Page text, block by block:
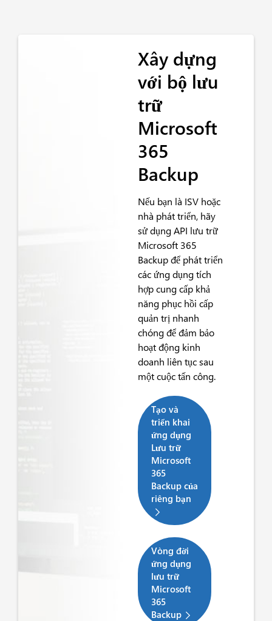
Xây dựng
với bộ lưu
trữ
Microsoft
365
Backup
Nếu bạn là ISV hoặc
nhà phát triển, hãy
sử dụng API lưu trữ
Microsoft 365
Backup để phát triển
các ứng dụng tích
hợp cung cấp khả
năng phục hồi cấp
quản trị nhanh
chóng để đảm bảo
hoạt động kinh
doanh liên tục sau
một cuộc tấn công.
Tạo và
triển khai
ứng dụng
Lưu trữ
Microsoft
365
Backup của
riêng bạn
Vòng đời
ứng dụng
lưu trữ
Microsoft
365
Backup